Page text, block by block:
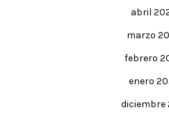
abril
marzo
febrero
enero
diciembre